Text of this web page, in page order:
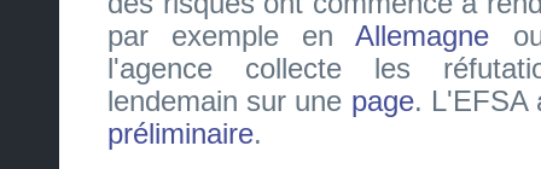
par exemple enAllemagne
l'agence collecte les
lendemain sur une page. L'EFSA
préliminaire.